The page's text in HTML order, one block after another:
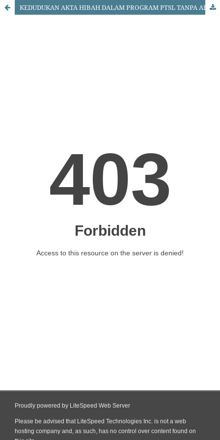
KEDUDUKAN AKTA HIBAH DALAM PROGRAM PTSL TANPA AKTA PEJABAT PEMBUAT AKTA TANAH (PPAT)